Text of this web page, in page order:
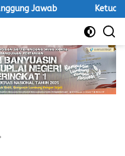
Ketua LSM Macan